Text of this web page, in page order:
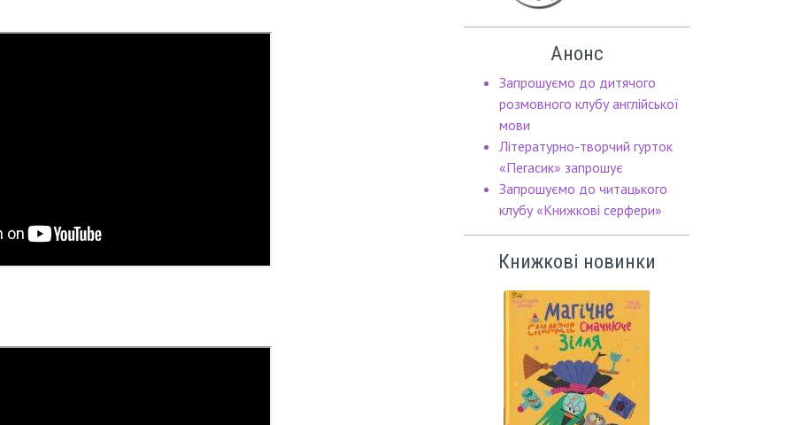
Анонс
Запрошуємо до дитячого
розмовного клубу англійської
мови
Літературно-творчий гурток
«Пегасик» запрошує
Запрошуємо до читацького
клубу «Книжкові серфери»
Книжкові новинки